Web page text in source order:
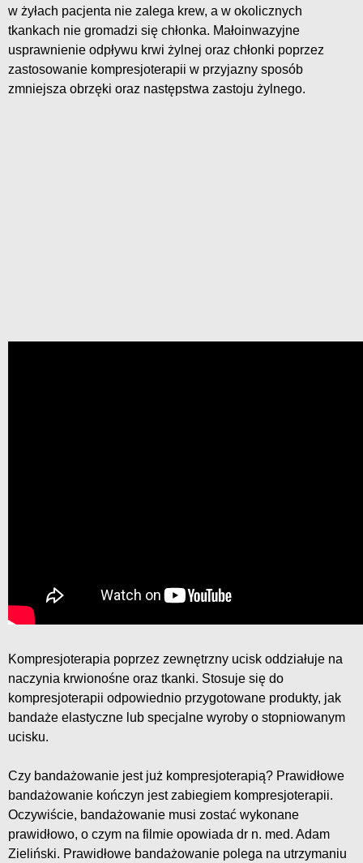
w żyłach pacjenta nie zalega krew, a w okolicznych
tkankach nie gromadzi się chłonka. Małoinwazyjne
usprawnienie odpływu krwi żylnej oraz chłonki poprzez
zastosowanie kompresjoterapii w przyjazny sposób
zmniejsza obrzęki oraz następstwa zastoju żylnego.
Kompresjoterapia poprzez zewnętrzny ucisk oddziałuje na
naczynia krwionośne oraz tkanki. Stosuje się do
kompresjoterapii odpowiednio przygotowane produkty, jak
bandaże elastyczne lub specjalne wyroby o stopniowanym
ucisku.
Czy bandażowanie jest już kompresjoterapią? Prawidłowe
bandażowanie kończyn jest zabiegiem kompresjoterapii.
Oczywiście, bandażowanie musi zostać wykonane
prawidłowo, o czym na filmie opowiada dr n. med. Adam
Zieliński. Prawidłowe bandażowanie polega na utrzymaniu